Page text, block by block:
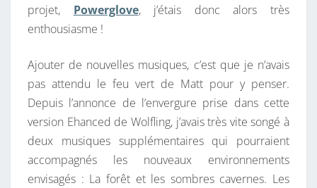
projet, Powerglove, j’étais donc alors très
enthousiasme !
Ajouter de nouvelles musiques, c’est que je n’avais
pas attendu le feu vert de Matt pour y penser.
Depuis l’annonce de l’envergure prise dans cette
version Ehanced de Wolfling, j’avais très vite songé à
deux musiques supplémentaires qui pourraient
accompagnés les nouveaux environnements
envisagés : La forêt et les sombres cavernes. Les